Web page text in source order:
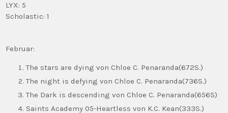
LYX: 5
Scholastic: 1
Februar:
The stars are dying von Chloe C. Penaranda(672S.)
The night is defying von Chloe C. Penaranda(736S.)
The Dark is descending von Chloe C. Penaranda(656S)
Saints Academy 05-Heartless von K.C. Kean(333S.)